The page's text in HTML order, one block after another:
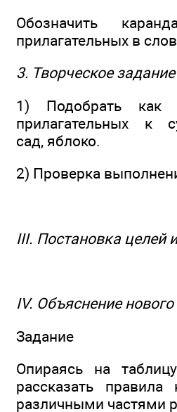
Обозначить
прилагательных в
3. Творческое задание
1) Подобрать как
прилагательных к
сад, яблоко.
2) Проверка
III. Постановка целей
IV. Объяснение
Задание
Опираясь на
рассказать
различными частями